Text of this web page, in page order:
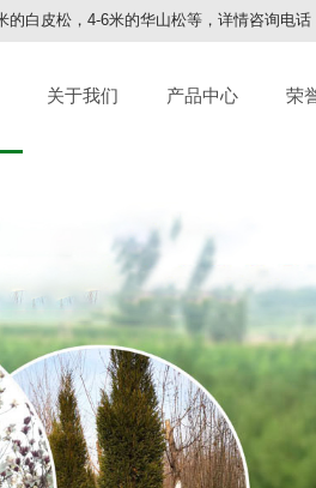
白皮松，4-6米的华山松等，详情咨询电话
关于我们 产品中心 荣